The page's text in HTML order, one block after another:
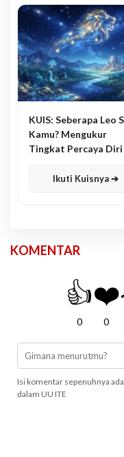
KUIS: Seberapa Leo
Kamu? Mengukur
Tingkat Percaya Diri
Ikuti Kuisnya ➔
KOMENTAR
👍
0
❤️
0
Isi komentar sepenuhnya
dalam UU ITE